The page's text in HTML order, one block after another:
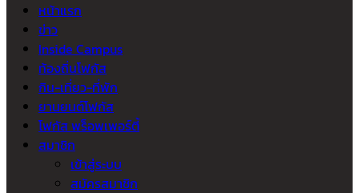
หน้าแรก
ข่าว
Inside Campus
ท้องถิ่นโฟกัส
กิน-เที่ยว-ที่พัก
ยานยนต์โฟกัส
โฟกัส พร็อพเพอร์ตี้
สมาชิก
เข้าสู่ระบบ
สมัครสมาชิก